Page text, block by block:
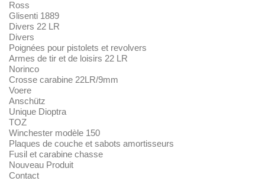
Ross
Glisenti 1889
Divers 22 LR
Divers
Poignées pour pistolets et revolvers
Armes de tir et de loisirs 22 LR
Norinco
Crosse carabine 22LR/9mm
Voere
Anschütz
Unique Dioptra
TOZ
Winchester modèle 150
Plaques de couche et sabots amortisseurs
Fusil et carabine chasse
Nouveau Produit
Contact